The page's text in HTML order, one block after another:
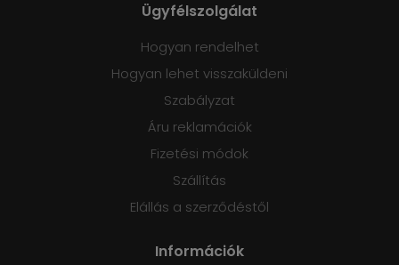
Ügyfélszolgálat
Hogyan rendelhet
Hogyan lehet visszaküldeni
Szabályzat
Áru reklamációk
Fizetési módok
Szállítás
Elállás a szerződéstől
Információk